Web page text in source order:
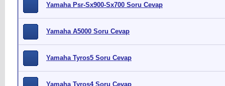
Yamaha Psr-Sx900-Sx700 Soru Cevap
Yamaha A5000 Soru Cevap
Yamaha Tyros5 Soru Cevap
Yamaha Tyros4 Soru Cevap